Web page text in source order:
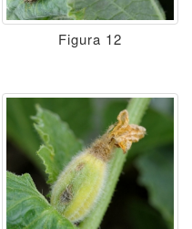
Figura 12